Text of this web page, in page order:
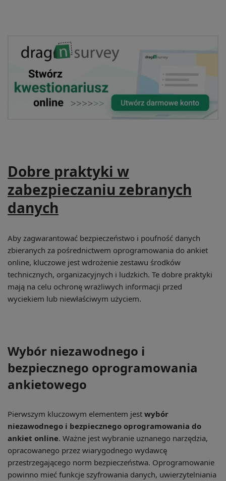
Dobre praktyki w
zabezpieczaniu zebranych
danych
Aby zagwarantować bezpieczeństwo i poufność danych
zbieranych za pośrednictwem oprogramowania do ankiet
online, kluczowe jest wdrożenie zestawu środków
technicznych, organizacyjnych i ludzkich. Te dobre praktyki
mają na celu ochronę wrażliwych informacji przed
wyciekiem lub niewłaściwym użyciem.
Wybór niezawodnego i
bezpiecznego oprogramowania
ankietowego
Pierwszym kluczowym elementem jest wybór
niezawodnego i bezpiecznego oprogramowania do
ankiet online. Ważne jest wybranie uznanego narzędzia,
opracowanego przez wiarygodnego wydawcę
przestrzegającego norm bezpieczeństwa. Oprogramowanie
powinno mieć funkcje szyfrowania danych, uwierzytelniania